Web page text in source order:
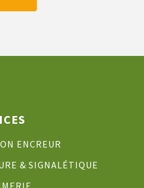
ENCREUR
& SIGNALÉTIQUE